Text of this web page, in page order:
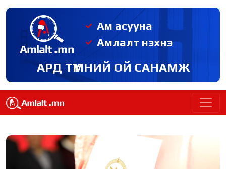
Ам асууна
Амлалт нэхнэ
АРД ТҮМНИЙ ОЙ САНАМЖ